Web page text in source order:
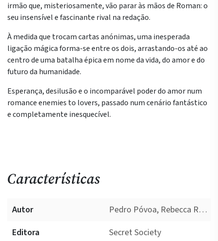
irmão que, misteriosamente, vão parar às mãos de Roman: o
seu insensível e fascinante rival na redação.
À medida que trocam cartas anónimas, uma inesperada
ligação mágica forma-se entre os dois, arrastando-os até ao
centro de uma batalha épica em nome da vida, do amor e do
futuro da humanidade.
Esperança, desilusão e o incomparável poder do amor num
romance enemies to lovers, passado num cenário fantástico
e completamente inesquecível.
Características
Autor
Pedro Póvoa, Rebecca Ross
Editora
Secret Society